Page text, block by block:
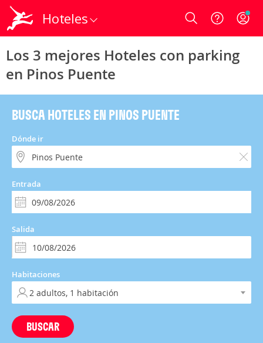
Hoteles Login
Los 3 mejores Hoteles con parking
en Pinos Puente
BUSCA HOTELES EN PINOS PUENTE
Dónde ir
Entrada
Salida
Habitaciones
BUSCAR